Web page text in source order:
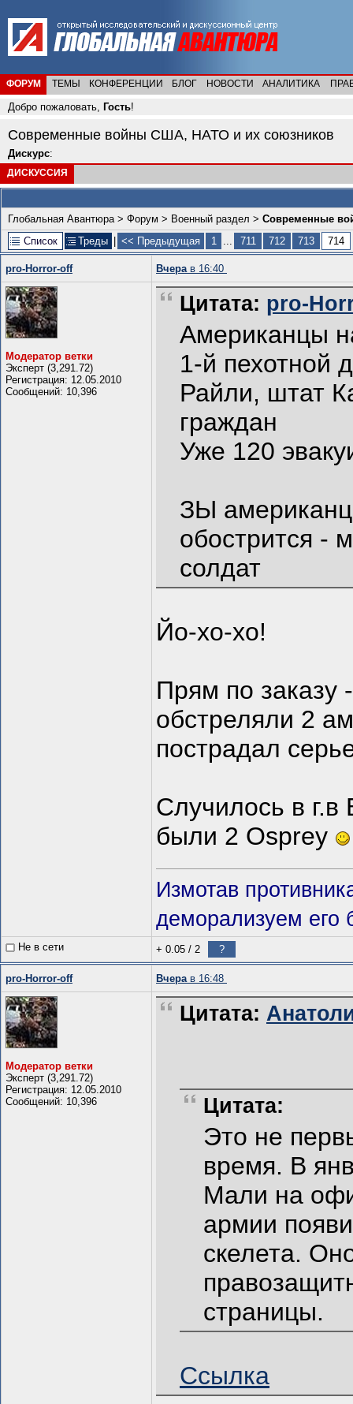
ФОРУМ ТЕМЫ КОНФЕРЕНЦИИ БЛОГ НОВОСТИ АНАЛИТИКА
Добро пожаловать, Гость!
Современные войны США, НАТО и их союзников
Дискурс:
ДИСКУССИЯ
Глобальная Авантюра> Форум > Военный раздел > Современные
Список
Треды << Предыдущая 1 ... 711 712 713 714
pro-Horror-off Вчерав 16:40
Модератор ветки
Эксперт (3,291.72)
Регистрация: 12.05.2010
Сообщений: 10,396
Цитата: pro-
Американцы
1-й пехотной
Райли, штат
граждан
Уже 120
ЗЫ
обострится -
солдат
Йо-хо-хо!
Прям по заказу
обстреляли 2
пострадал
Случилось в
были 2 Osprey
Измотав
деморализуем его
Не в сети + 0.05 / 2 ?
pro-Horror-off Вчерав 16:48
Модератор ветки
Эксперт (3,291.72)
Регистрация: 12.05.2010
Сообщений: 10,396
Цитата:
Цитата:
Это не
время. В
Мали на
армии
скелета.
страницы.
Ссылка